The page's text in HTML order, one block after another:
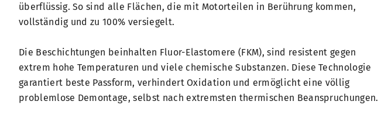
überflüssig. So sind alle Flächen, die mit Motorteilen in Berührung kommen,
vollständig und zu 100% versiegelt.
Die Beschichtungen beinhalten Fluor-Elastomere (FKM), sind resistent gegen
extrem hohe Temperaturen und viele chemische Substanzen. Diese Technologie
garantiert beste Passform, verhindert Oxidation und ermöglicht eine völlig
problemlose Demontage, selbst nach extremsten thermischen Beanspruchungen.